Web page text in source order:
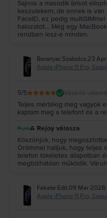
Amikor először kipróbálod az Apple
biztosan meg fogsz lepődni, hogy az
gyorsabban hajtja végre a
Az iOS 13 operációs rendszerrel az
akárcsak a vele egyidejűleg
11 és az iPhone 11 Pro Max.
Az iPhone telefonok
iPhone 11 Pro készülékeden
lehetetlen lesz feltörni a telefont.
lehetőség a PIN kóddal történő
Gyakran előforduló kérdések az
1. Milyen típusú SIM-kártyával
A Rejoy.hu oldalon minden egyes
használható. Ha van bármilyen
kártyád, akkor a SIM-tű segítségével
2. Az Apple iPhone 11 Pro dobozában
Az iPhone 11 Pro dobozába csak
történő rendelés leadása előtt a
Sajnos a masodik (elsot
keszulekem, de ennek is
FaceID, ez pedig
halozatot… Még egy
rendben lesz-e minden.
Baranyai Szabolcs,23
Apple iPhone 11 Pro,
5/5 Vásárlói
Teljes mértékig meg vagyok
kaptam meg a telefont és a
A Rejoy válasza
Köszönjük, hogy
Örömmel halljuk, hogy teljes
telefon tökéletes állapotban
megbízhatóan működik.
Fekete Edit,09 Mar 2026
Apple iPhone 11 Pro,